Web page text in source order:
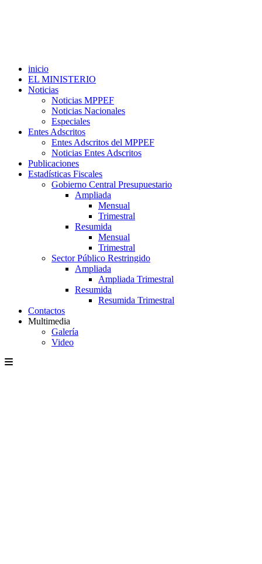
inicio
EL MINISTERIO
Noticias
Noticias MPPEF
Noticias Nacionales
Especiales
Entes Adscritos
Entes Adscritos del MPPEF
Noticias Entes Adscritos
Publicaciones
Estadísticas Fiscales
Gobierno Central Presupuestario
Ampliada
Mensual
Trimestral
Resumida
Mensual
Trimestral
Sector Público Restringido
Ampliada
Ampliada Trimestral
Resumida
Resumida Trimestral
Contactos
Multimedia
Galería
Video